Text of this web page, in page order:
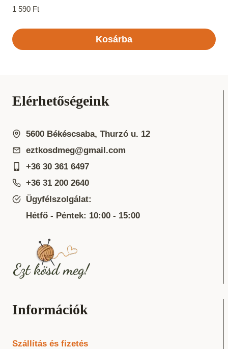
1 590 Ft
Kosárba
Elérhetőségeink
5600 Békéscsaba, Thurzó u. 12
eztkosdmeg@gmail.com
+36 30 361 6497
+36 31 200 2640
Ügyfélszolgálat:
Hétfő - Péntek: 10:00 - 15:00
Információk
Szállítás és fizetés